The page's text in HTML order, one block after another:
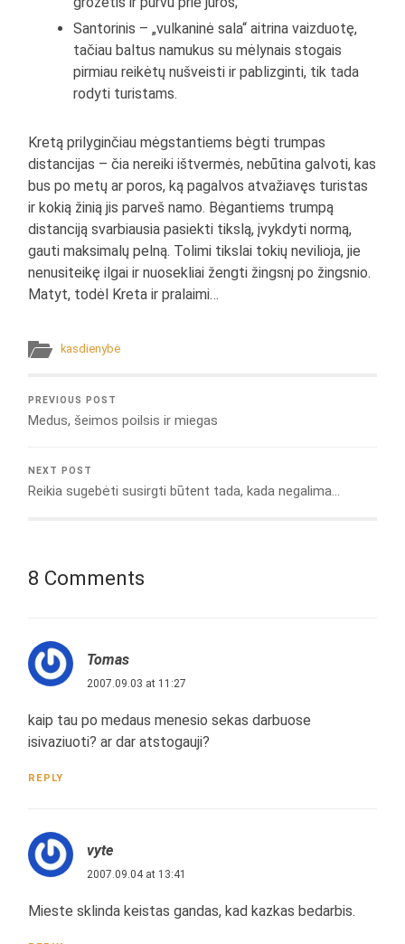
Santorinis – „vulkaninė sala“ aitrina vaizduotę,
tačiau baltus namukus su mėlynais stogais
pirmiau reikėtų nušveisti ir pablizginti, tik tada
rodyti turistams.
Kretą prilyginčiau mėgstantiems bėgti trumpas
distancijas – čia nereiki ištvermės, nebūtina galvoti, kas
bus po metų ar poros, ką pagalvos atvažiavęs turistas
ir kokią žinią jis parveš namo. Bėgantiems trumpą
distanciją svarbiausia pasiekti tikslą, įvykdyti normą,
gauti maksimalų pelną. Tolimi tikslai tokių nevilioja, jie
nenusiteikę ilgai ir nuosekliai žengti žingsnį po žingsnio.
Matyt, todėl Kreta ir pralaimi…
kasdienybė
PREVIOUS POST
Medus, šeimos poilsis ir miegas
NEXT POST
Reikia sugebėti susirgti būtent tada, kada negalima…
8 Comments
Tomas
2007.09.03 at 11:27
kaip tau po medaus menesio sekas darbuose
isivaziuoti? ar dar atstogauji?
REPLY
vyte
2007.09.04 at 13:41
Mieste sklinda keistas gandas, kad kazkas bedarbis.